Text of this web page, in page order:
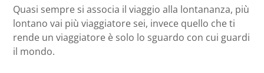
Quasi sempre si associa il viaggio alla lontananza, più
lontano vai più viaggiatore sei, invece quello che ti
rende un viaggiatore è solo lo sguardo con cui guardi
il mondo.